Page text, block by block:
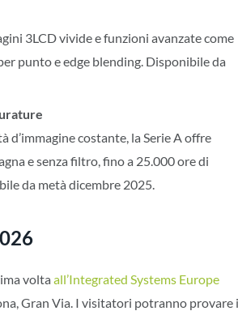
3LCD vivide e funzioni avanzate come
punto e edge blending. Disponibile da
costante, la Serie A offre
e senza filtro, fino a 25.000 ore di
da metà dicembre 2025.
volta all’Integrated Systems Europe
Gran Via. I visitatori potranno provare